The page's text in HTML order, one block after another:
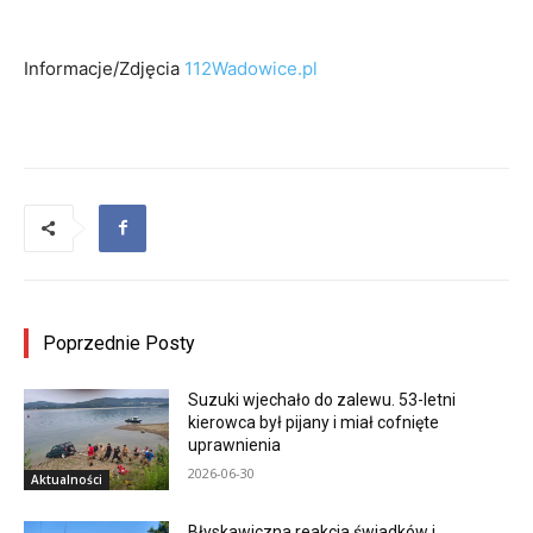
Informacje/Zdjęcia 112Wadowice.pl
Poprzednie Posty
Aktualności
Suzuki wjechało do zalewu. 53-letni
kierowca był pijany i miał cofnięte
uprawnienia
2026-06-30